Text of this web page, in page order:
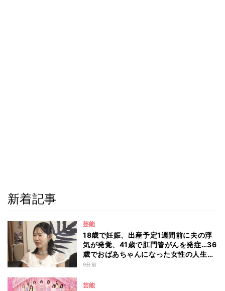
新着記事
芸能
18歳で妊娠、出産予定1週間前に夫の浮
気が発覚、41歳で肛門管がんを発症…36
歳でおばあちゃんになった女性の人生に
島田珠代も思わず涙 『愛のハイエナ
9分前
芸能